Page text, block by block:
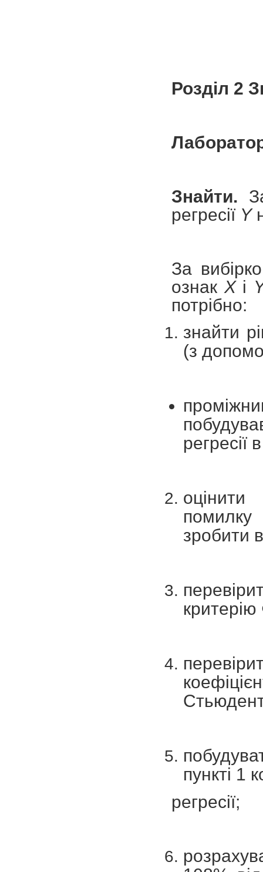
Розділ 2
Знайти.
регресії Y
За
ознак Xі
потрібно:
знайти
(з
регресії
помилку
зробити
пункті 1
регресії;